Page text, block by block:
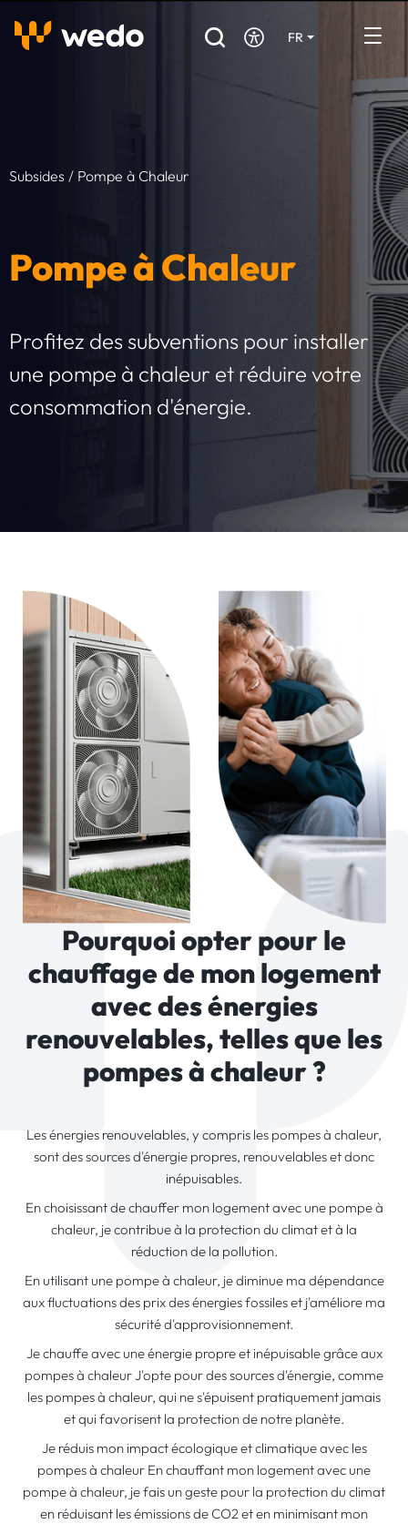
FR
Réalisations
Offres d'emploi
Vous êtes un Artisan ?
Connexion
Subsides / Pompe à Chaleur
Pompe à Chaleur
Profitez des subventions pour installer
une pompe à chaleur et réduire votre
consommation d'énergie.
Pourquoi opter pour le
chauffage de mon logement
avec des énergies
renouvelables, telles que les
pompes à chaleur ?
Les énergies renouvelables, y compris les pompes à chaleur,
sont des sources d'énergie propres, renouvelables et donc
inépuisables.
En choisissant de chauffer mon logement avec une pompe à
chaleur, je contribue à la protection du climat et à la
réduction de la pollution.
En utilisant une pompe à chaleur, je diminue ma dépendance
aux fluctuations des prix des énergies fossiles et j'améliore ma
sécurité d'approvisionnement.
Je chauffe avec une énergie propre et inépuisable grâce aux
pompes à chaleur J'opte pour des sources d'énergie, comme
les pompes à chaleur, qui ne s'épuisent pratiquement jamais
et qui favorisent la protection de notre planète.
Je réduis mon impact écologique et climatique avec les
pompes à chaleur En chauffant mon logement avec une
pompe à chaleur, je fais un geste pour la protection du climat
en réduisant les émissions de CO2 et en minimisant mon